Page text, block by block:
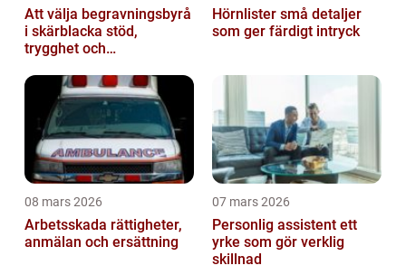
Att välja begravningsbyrå
i skärblacka stöd,
trygghet och
Hörnlister små detaljer
som ger färdigt intryck
08 mars 2026
Arbetsskada rättigheter,
anmälan och ersättning
07 mars 2026
Personlig assistent ett
yrke som gör verklig
skillnad